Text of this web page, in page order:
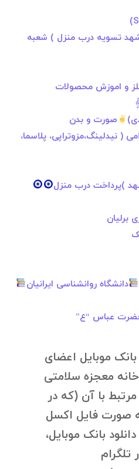
تسویه درب منزل ) شعبه
و اموزش محصولات
صورت و بدن
نیدلینگ،مزوتراپی، پلاسما،
)پرداخت درب منزل
برلیان
دانشگاه روانشناسی ایرانیان
حضرت عباس “ع”
موبایل اعضای
معجزه سلامتی
با آن (که در
صورت فایل اکسل
بانک موبایل،
در تلگرام